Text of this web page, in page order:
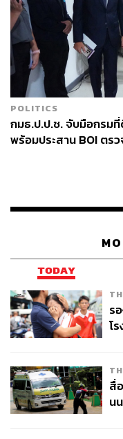
TAGS:
เซ็นทรัล แลนด์
and Development)
ภูเก็ต
Central Land &
จิ
POLITICS
กมธ.ป.ป.ช. จับมือกรม
พร้อมประสาน BOI ตร
TODAY
ร
โ
สื่
น